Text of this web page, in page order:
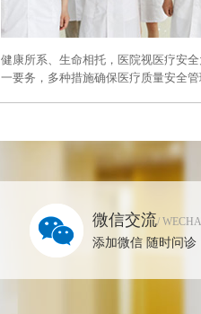
健康所系、生命相托，医院视医疗安全
一要务，多种措施确保医疗质量安全管
微信交流/
添加微信 随时问诊